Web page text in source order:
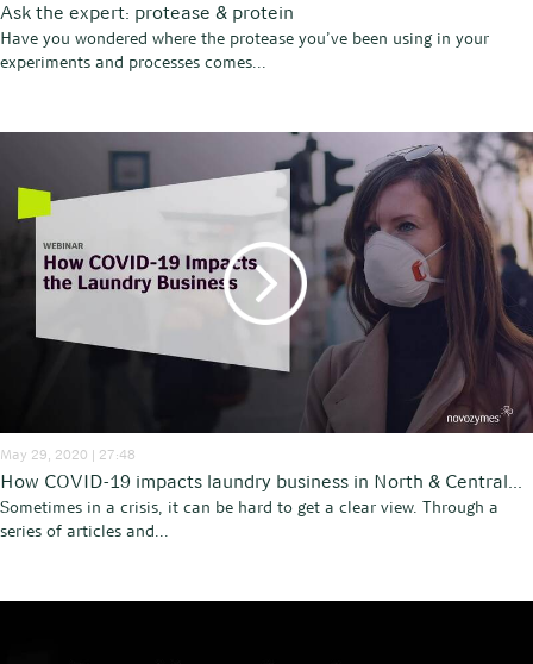
Ask the expert: protease & protein
Have you wondered where the protease you’ve been using in your
experiments and processes comes...
May 29, 2020 | 27:48
How COVID-19 impacts laundry business in North & Central...
Sometimes in a crisis, it can be hard to get a clear view. Through a
series of articles and...